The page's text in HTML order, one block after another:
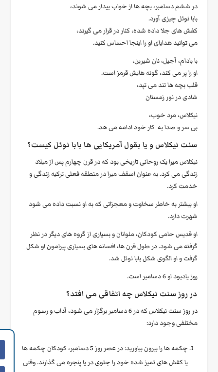
در ششم دسامبر، بچه ها از خواب بیدار می شوند،
بابا نوئل چیزی آورد.
کفش های جلا داده شده، کنار در قرار می گیرند،
می توانید هدایای او را اینجا احساس کنید.
با بادام، آجیل، نان شیرین،
او را پر می کند، گونه هایش قرمز است.
قلب بچه ها تند می تپد،
شادی در نور زمستان
نیکلاس، مرد خوب،
بی سر و صدا به کار خود ادامه می هد.
سنت نیکلاس و یا بقول آمریکایی ها بابا نوئل کیست؟
نیکلاس میرا یک روحانی تاریخی بود که در قرن چهارم پس از میلاد
زندگی می کرد. به عنوان اسقف میرا در منطقه فعلی ترکیه زندگی و
خدمت کرد.
او بیشتر به خاطر سخاوت و معجزاتی که به او نسبت داده می شود
شهرت دارد.
او قدیس حامی کودکان، ملوانان و بسیاری از گروه های دیگر در نظر
گرفته می شود. در طول قرن ها، افسانه های بسیاری پیرامون او شکل
گرفت و او الگوی شکل بابا نوئل شد.
روز یادبود او 6 دسامبر است.
در روز سنت نیکلاس چه اتفاقی می افتد؟
در روز سنت نیکلاس که در 6 دسامبر برگزار می شود، آداب و رسوم
مختلفی وجود دارد:
چکمه ها را بیرون بیاورید: در عصر روز 5 دسامبر، کودکان چکمه ها
یا کفش های تمیز شده خود را جلوی در یا پنجره می گذارند. وقتی